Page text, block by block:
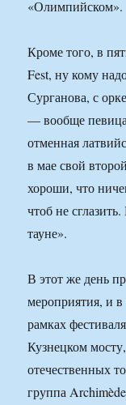
«Олимпийском».
Кроме того, в
Fest, ну кому
Сурганова, с
— вообще
отменная
в мае свой
хороши, что
чтоб не
тауне».
В этот же день
мероприятия, и
рамках
Кузнецком
отечественных
группа